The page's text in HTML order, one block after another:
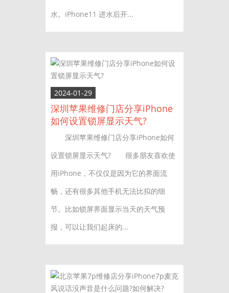
水。iPhone11 进水后开...
2024-01-29
深圳苹果维修门店分享iPhone
如何设置锁屏显示天气?
深圳苹果维修门店分享iPhone如何
设置锁屏显示天气? 很多朋友喜欢使
用iPhone，不仅仅是因为它的界面流
畅，还有很多其他手机无法比拟的细
节。比如锁屏界面显示当天的天气预
报，可以让我们起床的...